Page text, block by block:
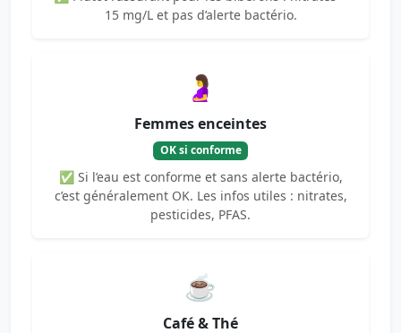
15 mg/L et pas d’alerte bactério.
🤰
Femmes enceintes
OK si conforme
✅ Si l’eau est conforme et sans alerte bactério,
c’est généralement OK. Les infos utiles : nitrates,
pesticides, PFAS.
☕
Café & Thé